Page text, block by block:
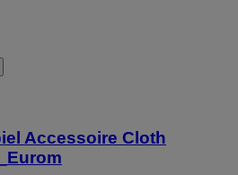
Accessoire Cloth